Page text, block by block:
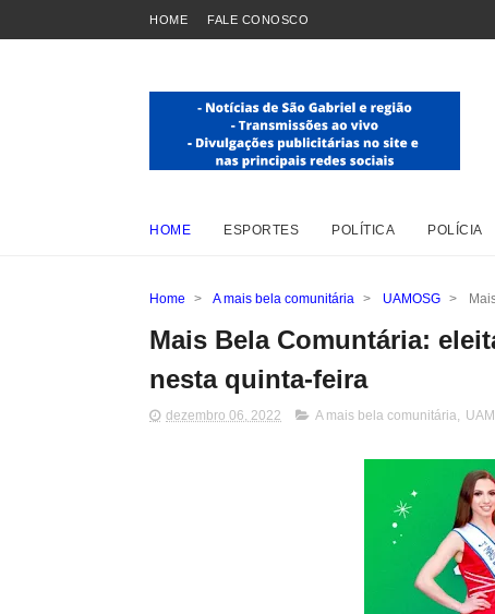
HOME FALE CONOSCO
HOME ESPORTES POLÍTICA POLÍCIA
Home > A mais bela comunitária > UAMOSG >
Mais Bela Comuntária:
nesta quinta-feira
dezembro 06, 2022 A mais bela comunitária,